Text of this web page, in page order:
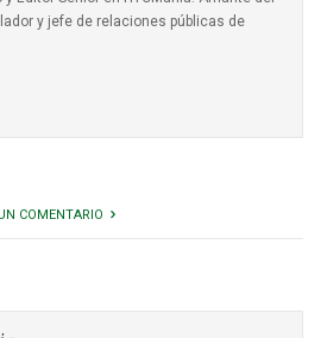
y jefe de relaciones públicas de
COMENTARIO